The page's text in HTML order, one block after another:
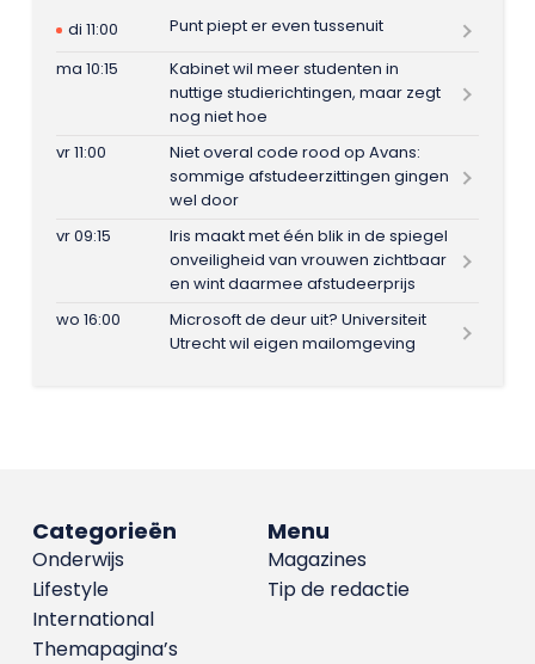
di 11:00
Punt piept er even tussenuit
ma 10:15
Kabinet wil meer studenten in
nuttige studierichtingen, maar zegt
nog niet hoe
vr 11:00
Niet overal code rood op Avans:
sommige afstudeerzittingen gingen
wel door
vr 09:15
Iris maakt met één blik in de spiegel
onveiligheid van vrouwen zichtbaar
en wint daarmee afstudeerprijs
wo 16:00
Microsoft de deur uit? Universiteit
Utrecht wil eigen mailomgeving
Menu
Magazines
Tip de redactie
Categorieën
Onderwijs
Lifestyle
International
Themapagina’s